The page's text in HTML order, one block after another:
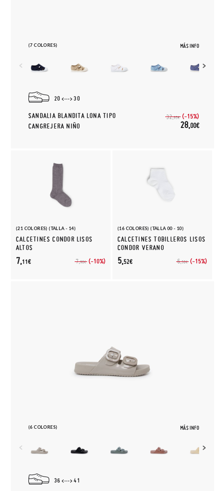
(7 COLORES) MÁS INFO
20 30
SANDALIA BLANDITA LONA TIPO
CANGREJERA NIÑO
32,95€ (-15%)
28,00€
(21 COLORES) (TALLA - 14)
CALCETINES CONDOR LISOS
ALTOS
7,90€ (-10%)
7,11€
(16 COLORES) (TALLA 00 - 10)
CALCETINES TOBILLEROS LISOS
CONDOR VERANO
6,50€ (-15%)
5,52€
(6 COLORES) MÁS INFO
36 41